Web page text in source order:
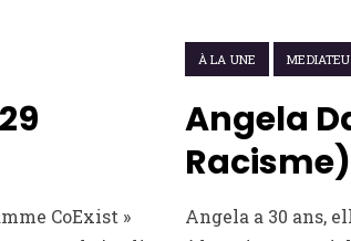
CoExist »
À LA UNE
Angela
Racisme)
Angela a 30 ans,